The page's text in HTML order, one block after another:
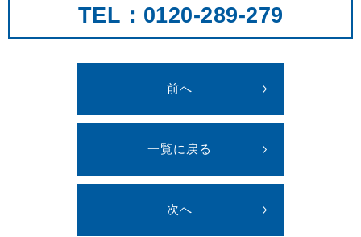
TEL：0120-289-279
前へ
一覧に戻る
次へ